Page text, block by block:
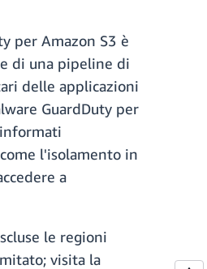
per Amazon S3 è
di una pipeline di
delle applicazioni
GuardDuty per
l'isolamento in
a
le regioni
visita la